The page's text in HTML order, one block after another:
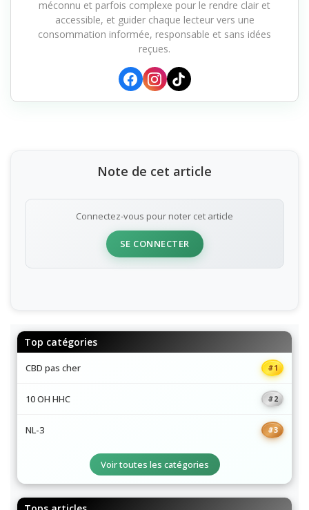
méconnu et parfois complexe pour le rendre clair et
accessible, et guider chaque lecteur vers une
consommation informée, responsable et sans idées
reçues.
Note de cet article
Connectez-vous pour noter cet article
SE CONNECTER
Top catégories
CBD pas cher #1
10 OH HHC #2
NL-3 #3
Voir toutes les catégories